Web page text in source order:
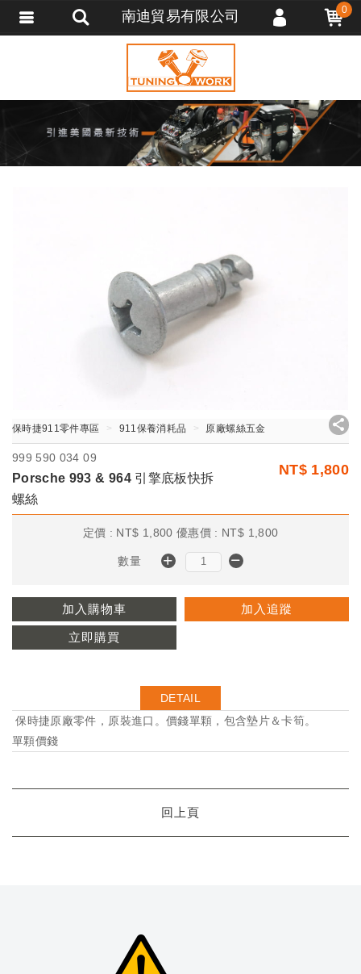
保時捷911零件專區 911保養消耗品 原廠螺絲五金
999 590 034 09
Porsche 993 & 964 引擎底板快拆
螺絲
NT$ 1,800
定價 : NT$ 1,800 優惠價 : NT$ 1,800
數量
加入購物車 加入追蹤
立即購買
DETAIL
保時捷原廠零件，原裝進口。價錢單顆，包含墊片＆卡筍。
單顆價錢
回上頁
南迪貿易有限公司 0
會員登入
會員註冊
忘記密碼
訂單查詢
追蹤清單